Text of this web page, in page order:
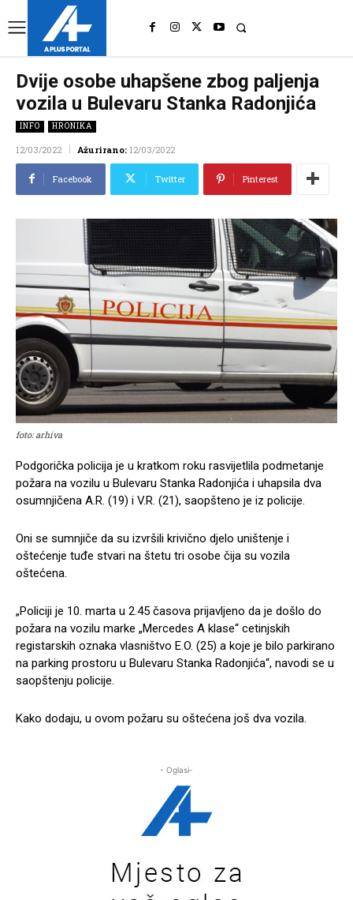
Dvije osobe uhapšene zbog paljenja
vozila u Bulevaru Stanka Radonjića
INFO HRONIKA
12/03/2022 Ažurirano: 12/03/2022
Facebook Twitter Pinterest
foto: arhiva
Podgorička policija je u kratkom roku rasvijetlila podmetanje
požara na vozilu u Bulevaru Stanka Radonjića i uhapsila dva
osumnjičena A.R. (19) i V.R. (21), saopšteno je iz policije.
Oni se sumnjiče da su izvršili krivično djelo uništenje i
oštećenje tuđe stvari na štetu tri osobe čija su vozila
oštećena.
„Policiji je 10. marta u 2.45 časova prijavljeno da je došlo do
požara na vozilu marke „Mercedes A klase“ cetinjskih
registarskih oznaka vlasništvo E.O. (25) a koje je bilo parkirano
na parking prostoru u Bulevaru Stanka Radonjića“, navodi se u
saopštenju policije.
Kako dodaju, u ovom požaru su oštećena još dva vozila.
- Oglasi-